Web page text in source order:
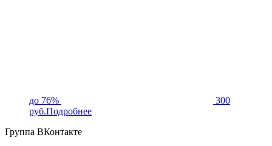
до 76%
300
руб.Подробнее
Группа ВКонтакте